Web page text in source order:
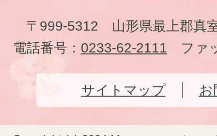
〒999-5312 山形県最上郡真
電話番号： 0233-62-2111 ファ
サイトマップ お